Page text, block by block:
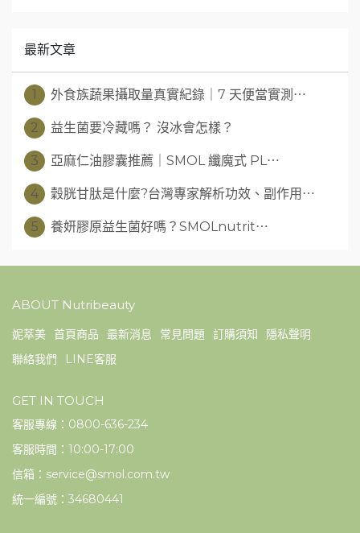
最新文章
1 外食族蔬果攝取量真實紀錄｜7 天便當實測⋯
2 益生菌要冷藏嗎？ 沒冰會怎樣？
3 亞麻仁油膠囊推薦｜SMOL 纖魔式 PL⋯
4 穀胱甘肽是什麼?台灣專家解析功效、副作用⋯
5 養妍膠原益生菌好嗎？SMOLnutrit⋯
ABOUT Nutribeauty
妮萃美 首頁商品 最新消息 常見問題 訂購須知
隱私聲明
聯絡我們
LINE客服
GET IN TOUCH
客服專線：0800-636-234
客服時間：10:00-17:00
信箱：service@smol.com.tw
統一編號：34680441